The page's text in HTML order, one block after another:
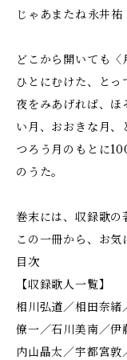
じゃあまたね――永井祐
どこから開いても
ひとにむけた、とっ
夜をみあげれば、ほ
い月、おおきな月
つろう月のもとに
のうた。
巻末には、収録歌の
この一冊から、お気
目次
【収録歌人一覧】
相川弘道／相田奈緒
僚一／石川美南／伊
内山晶太／宇都宮